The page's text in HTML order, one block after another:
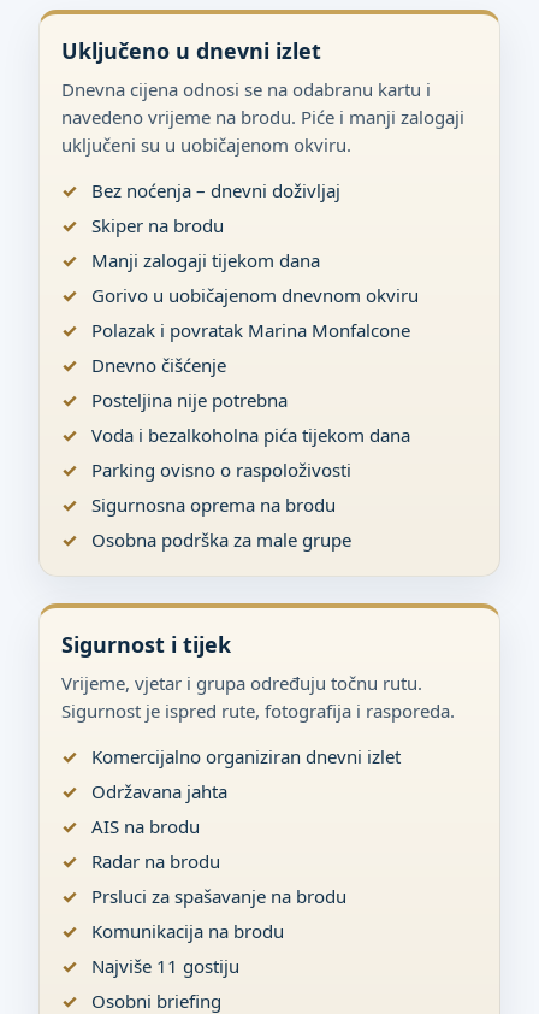
Uključeno u dnevni izlet
Dnevna cijena odnosi se na odabranu kartu i
navedeno vrijeme na brodu. Piće i manji zalogaji
uključeni su u uobičajenom okviru.
Bez noćenja – dnevni doživljaj
Skiper na brodu
Manji zalogaji tijekom dana
Gorivo u uobičajenom dnevnom okviru
Polazak i povratak Marina Monfalcone
Dnevno čišćenje
Posteljina nije potrebna
Voda i bezalkoholna pića tijekom dana
Parking ovisno o raspoloživosti
Sigurnosna oprema na brodu
Osobna podrška za male grupe
Sigurnost i tijek
Vrijeme, vjetar i grupa određuju točnu rutu.
Sigurnost je ispred rute, fotografija i rasporeda.
Komercijalno organiziran dnevni izlet
Održavana jahta
AIS na brodu
Radar na brodu
Prsluci za spašavanje na brodu
Komunikacija na brodu
Najviše 11 gostiju
Osobni briefing